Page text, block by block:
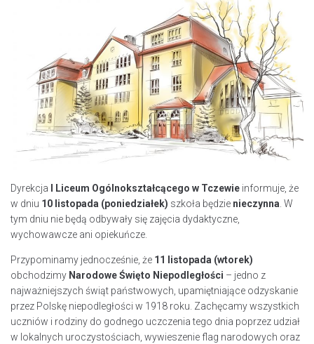
Dyrekcja I Liceum Ogólnokształcącego w Tczewie informuje, że
w dniu 10 listopada (poniedziałek) szkoła będzie nieczynna. W
tym dniu nie będą odbywały się zajęcia dydaktyczne,
wychowawcze ani opiekuńcze.
Przypominamy jednocześnie, że 11 listopada (wtorek)
obchodzimy Narodowe Święto Niepodległości – jedno z
najważniejszych świąt państwowych, upamiętniające odzyskanie
przez Polskę niepodległości w 1918 roku. Zachęcamy wszystkich
uczniów i rodziny do godnego uczczenia tego dnia poprzez udział
w lokalnych uroczystościach, wywieszenie flag narodowych oraz